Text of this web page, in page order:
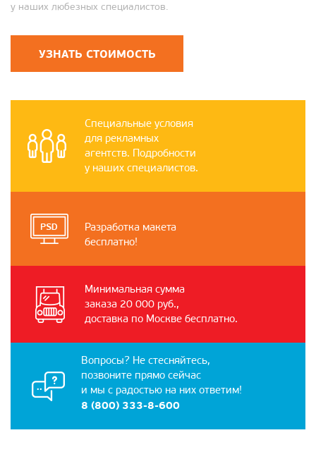
у наших любезных специалистов.
УЗНАТЬ СТОИМОСТЬ
Специальные условия
для рекламных
агентств. Подробности
у наших специалистов.
Разработка макета
бесплатно!
Минимальная сумма
заказа 20 000 руб.,
доставка по Москве бесплатно.
Вопросы? Не стесняйтесь,
позвоните прямо сейчас
и мы с радостью на них ответим!
8 (800) 333-8-600